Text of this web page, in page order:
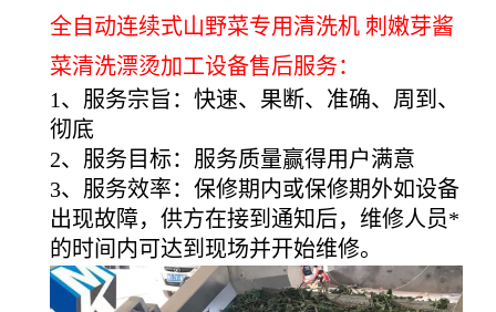
全自动连续式山野菜专用清洗机 刺嫩芽酱
菜清洗漂烫加工设备售后服务：
1、服务宗旨：快速、果断、准确、周到、
彻底
2、服务目标：服务质量赢得用户满意
3、服务效率：保修期内或保修期外如设备
出现故障，供方在接到通知后，维修人员*
的时间内可达到现场并开始维修。